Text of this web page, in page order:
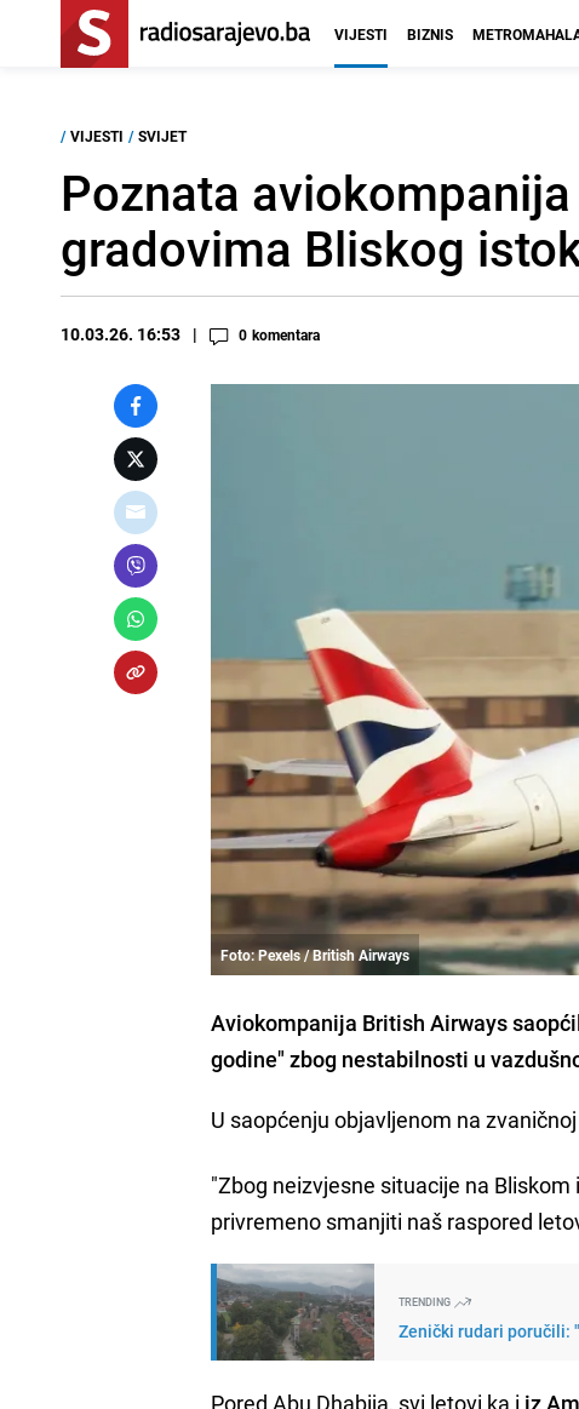
VIJESTI BIZNIS
/ VIJESTI / SVIJET
Poznata
gradovima Bliskog
10.03.26. 16:53 0 komentara
Foto: Pexels / British Airways
Aviokompanija British Airways
godine" zbog nestabilnosti u
U saopćenju objavljenom na
"Zbog neizvjesne situacije na
privremeno smanjiti naš raspored
TRENDING
Zenički rudari poručili:
Pored Abu Dhabija, svi letovi ka i iz